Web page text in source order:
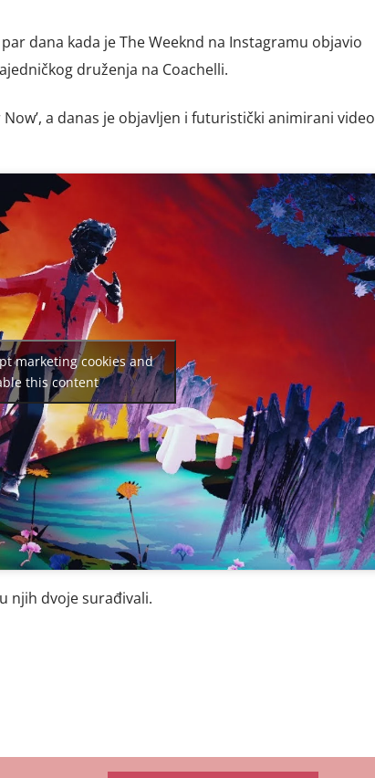
dana kada je The Weeknd na Instagramu objavio
druženja na Coachelli.
a danas je objavljen i futuristički animirani video
marketing cookies and
this content
njih dvoje surađivali.